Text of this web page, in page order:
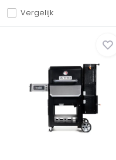
Vergelijk